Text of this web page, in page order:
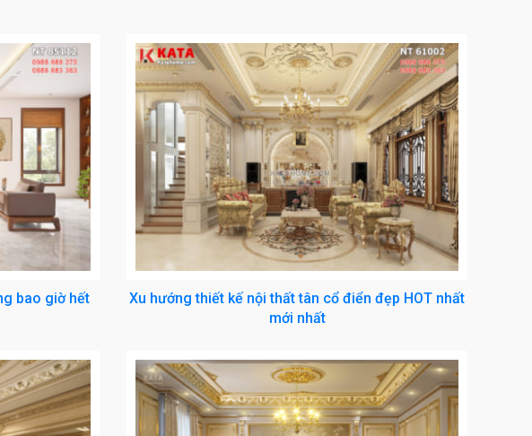
bao giờ hết
Xu hướng thiết kế nội thất tân cổ điển đẹp HOT nhất
mới nhất